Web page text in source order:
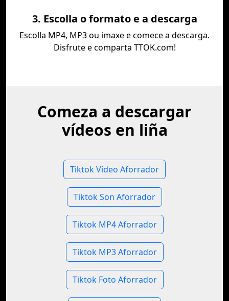
3. Escolla o formato e a descarga
Escolla MP4, MP3 ou imaxe e comece a descarga.
Disfrute e comparta TTOK.com!
Comeza a descargar
vídeos en liña
Tiktok Vídeo Aforrador
Tiktok Son Aforrador
Tiktok MP4 Aforrador
Tiktok MP3 Aforrador
Tiktok Foto Aforrador